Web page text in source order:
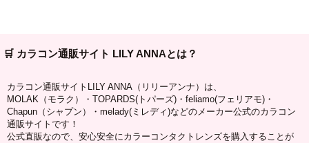
🛒 カラコン通販サイト LILY ANNAとは？
カラコン通販サイトLILY ANNA（リリーアンナ）は、
MOLAK（モラク）・TOPARDS(トパーズ)・feliamo(フェリアモ)・
Chapun（シャプン）・melady(ミレディ)などのメーカー公式のカラコン
通販サイトです！
公式直販なので、安心安全にカラーコンタクトレンズを購入することが